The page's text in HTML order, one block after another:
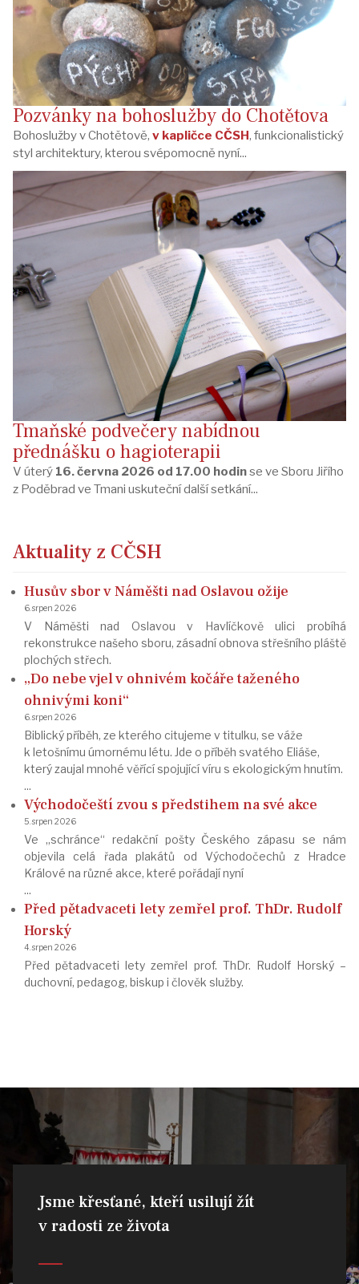
Pozvánky na bohoslužby do Chotětova
Bohoslužby v Chotětově, v kapličce CČSH, funkcionalistický
styl architektury, kterou svépomocně nyní...
Tmaňské podvečery nabídnou
přednášku o hagioterapii
V úterý 16. června 2026 od 17.00 hodinse ve Sboru Jiřího
z Poděbrad ve Tmani uskuteční další setkání...
Aktuality z CČSH
Husův sbor v Náměšti nad Oslavou ožije
6. srpen 2026
V Náměšti nad Oslavou v Havlíčkově ulici probíhá
rekonstrukce našeho sboru, zásadní obnova střešního pláště
plochých střech.
„Do nebe vjel v ohnivém kočáře taženého
ohnivými koni“
6. srpen 2026
Biblický příběh, ze kterého citujeme v titulku, se váže
k letošnímu úmornému létu. Jde o příběh svatého Eliáše,
který zaujal mnohé věřící spojující víru s ekologickým hnutím.
...
Východočeští zvou s předstihem na své akce
5. srpen 2026
Ve „schránce“ redakční pošty Českého zápasu se nám
objevila celá řada plakátů od Východočechů z Hradce
Králové na různé akce, které pořádají nyní
...
Před pětadvaceti lety zemřel prof. ThDr. Rudolf
Horský
4. srpen 2026
Před pětadvaceti lety zemřel prof. ThDr. Rudolf Horský –
duchovní, pedagog, biskup i člověk služby.
Jsme křesťané, kteří usilují žít
v radosti ze života